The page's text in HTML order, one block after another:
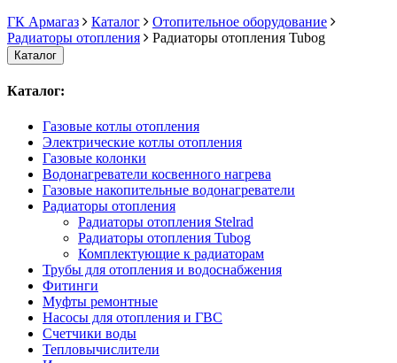
ГК Армагаз
Каталог
Отопительное оборудование
Радиаторы отопления
Радиаторы отопления Tubog
Каталог
Каталог:
Газовые котлы отопления
Электрические котлы отопления
Газовые колонки
Водонагреватели косвенного нагрева
Газовые накопительные водонагреватели
Радиаторы отопления
Радиаторы отопления Stelrad
Радиаторы отопления Tubog
Комплектующие к радиаторам
Трубы для отопления и водоснабжения
Фитинги
Муфты ремонтные
Насосы для отопления и ГВС
Счетчики воды
Тепловычислители